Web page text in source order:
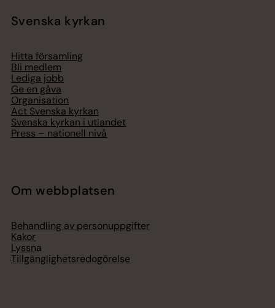
Svenska kyrkan
Hitta församling
Bli medlem
Lediga jobb
Ge en gåva
Organisation
Act Svenska kyrkan
Svenska kyrkan i utlandet
Press – nationell nivå
Om webbplatsen
Behandling av personuppgifter
Kakor
Lyssna
Tillgänglighetsredogörelse